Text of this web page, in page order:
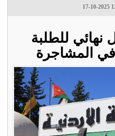
17-10-2025
نهائي للطلبة
في المشاجرة